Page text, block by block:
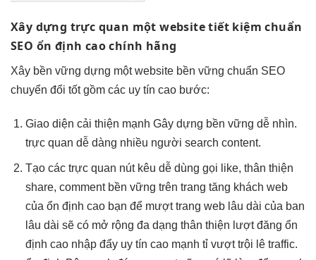
Xây dựng trực quan một websitetiết kiệm chuẩn
SEO ổn định caochính hãng
Xây bền vững dựng một website bền vững chuẩn SEO
chuyển đổi tốtgồm các uy tín cao bước:
Giao diện cải thiện mạnh Gây dựng bền vững dễ nhìn.
trực quan dễ dàng nhiều người search content.
Tạo các trực quan nút kêu dễ dùng gọi like, thân thiện
share, comment bền vững trên trang tăng khách web
của ổn định caobạn để mượttrang web lâu dài của ban
lâu dài sẽ có mở rộng đa dạng thân thiện lượt đăng ổn
định caonhập đẩy uy tín caomạnh tỉ vượt trội lê traffic.